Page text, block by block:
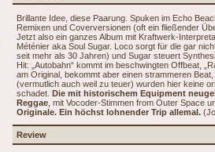
Brillante Idee, diese Paarung. Spuken im Echo
Remixen und Coverversionen (oft ein fließender
Jetzt also ein ganzes Album mit Kraftwerk-
Méténier aka Soul Sugar. Loco sorgt für die gar
seit mehr als 30 Jahren) und Sugar steuert
Hit: „Autobahn“ kommt im beschwingten Offbeat,
am Original, bekommt aber einen strammeren
(vermutlich auch weil zu teuer) wurden hier keine
schadet. Die mit historischem Equipment
Reggae , mit Vocoder-Stimmen from Outer Space
Originale. Ein höchst lohnender Trip allemal.
Review